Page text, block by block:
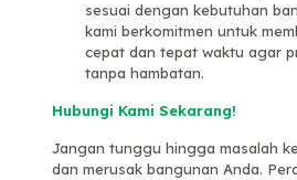
sesuai dengan kebutuhan
kami berkomitmen untuk
cepat dan tepat waktu agar
tanpa hambatan.
Hubungi Kami Sekarang!
Jangan tunggu hingga masalah
dan merusak bangunan Anda.